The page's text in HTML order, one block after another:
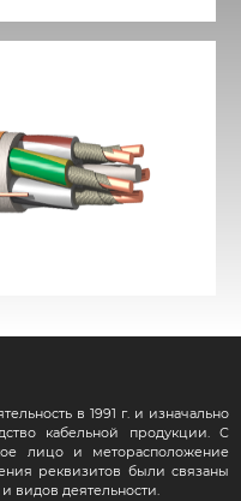
в 1991 г. и изначально
кабельной продукции. С
лицо и меторасположение
реквизитов были связаны
видов деятельности.